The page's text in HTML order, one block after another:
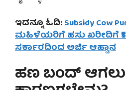
ಇದನ್ನೂ ಓದಿ:Subsidy Cow
ಮಹಿಳೆಯರಿಗೆ ಹಸು ಖರೀದಿಗೆ
ಸರ್ಕಾರದಿಂದ ಅರ್ಜಿ ಆಹ್ವಾನ
ಹಣ ಬಂದ್ ಆಗಲು